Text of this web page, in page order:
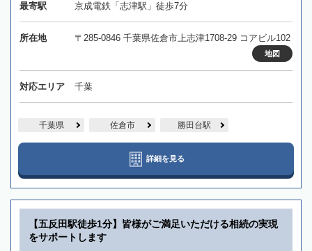
最寄駅 京成電鉄「志津駅」徒歩7分
所在地 〒285-0846 千葉県佐倉市上志津1708-29 コアビル102
地図
対応エリア 千葉
千葉県 佐倉市 勝田台駅
詳細を見る
【五反田駅徒歩1分】皆様がご満足いただける相続の実現
をサポートします